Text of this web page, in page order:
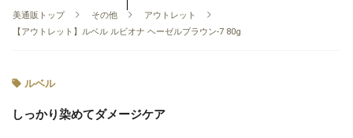
美通販トップ その他
アウトレット
【アウトレット】ルベル ルビオナ ヘーゼルブラウン-7 80g
ルベル
しっかり染めてダメージケア